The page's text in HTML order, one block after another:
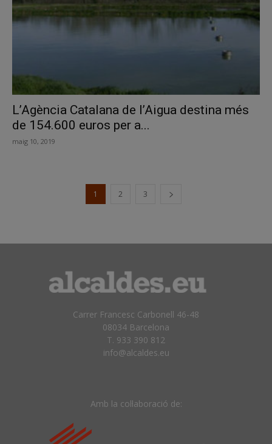
L’Agència Catalana de l’Aigua destina més
de 154.600 euros per a...
maig 10, 2019
1 2 3
Carrer Francesc Carbonell 46-48
08034 Barcelona
T. 933 390 812
info@alcaldes.eu
Amb la col·laboració de: